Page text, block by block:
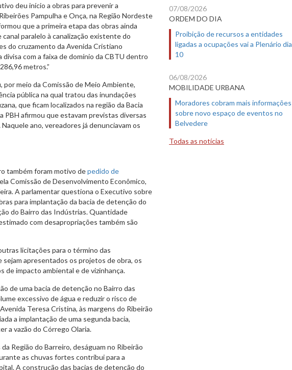
deu início a obras para prevenir a
Pampulha e Onça, na Região Nordeste
que a primeira etapa das obras ainda
paralelo à canalização existente do
do cruzamento da Avenida Cristiano
com a faixa de domínio da CBTU dentro
metros.”
por meio da Comissão de Meio Ambiente,
pública na qual tratou das inundações
que ficam localizados na região da Bacia
PBH afirmou que estavam previstas diversas
ano, vereadores já denunciavam os
também foram motivo depedido de
Comissão de Desenvolvimento Econômico,
A parlamentar questiona o Executivo sobre
para implantação da bacia de detenção do
do Bairro das Indústrias. Quantidade
com desapropriações também são
licitações para o término das
apresentados os projetos de obra, os
de impacto ambiental e de vizinhança.
de uma bacia de detenção no Bairro das
excessivo de água e reduzir o risco de
Teresa Cristina, às margens do Ribeirão
a implantação de uma segunda bacia,
a vazão do Córrego Olaria.
Região do Barreiro, deságuam no Ribeirão
as chuvas fortes contribui para a
A construção das bacias de detenção do
07/08/2026
ORDEM DO DIA
Proibição de recursos a entidades
ligadas a ocupações vai a Plenário dia
10
06/08/2026
MOBILIDADE URBANA
Moradores cobram mais informações
sobre novo espaço de eventos no
Belvedere
Todas as notícias